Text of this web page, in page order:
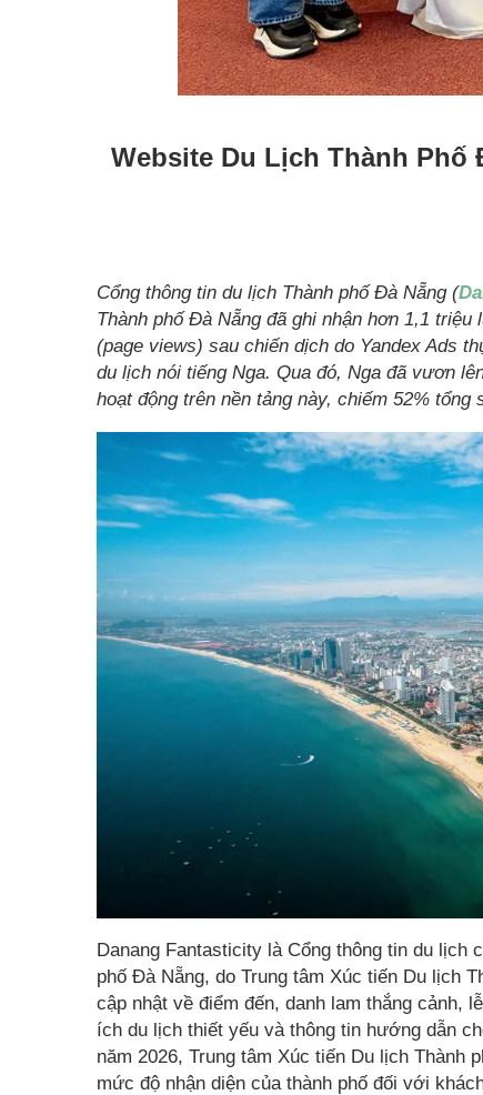
Website Du Lịch Thành Phố
Cổng thông tin du lịch Thành phố Đà Nẵng (
Thành phố Đà Nẵng đã ghi nhận hơn 1,1
(page views) sau chiến dịch do Yandex Ads
du lịch nói tiếng Nga. Qua đó, Nga đã vươn
hoạt động trên nền tảng này, chiếm 52% tổng
Danang Fantasticity là Cổng thông tin du lịch
phố Đà Nẵng, do Trung tâm Xúc tiến Du lịch
cập nhật về điểm đến, danh lam thắng
ích du lịch thiết yếu và thông tin hướng dẫn
năm 2026, Trung tâm Xúc tiến Du lịch Thành
mức độ nhận diện của thành phố đối với